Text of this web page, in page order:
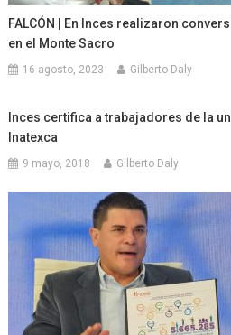
FALCÓN | En Inces realizaron
en el Monte Sacro
16 agosto, 2023 Gilberto Daly
Inces certifica a trabajadores de la
Inatexca
9 mayo, 2018 Gilberto Daly